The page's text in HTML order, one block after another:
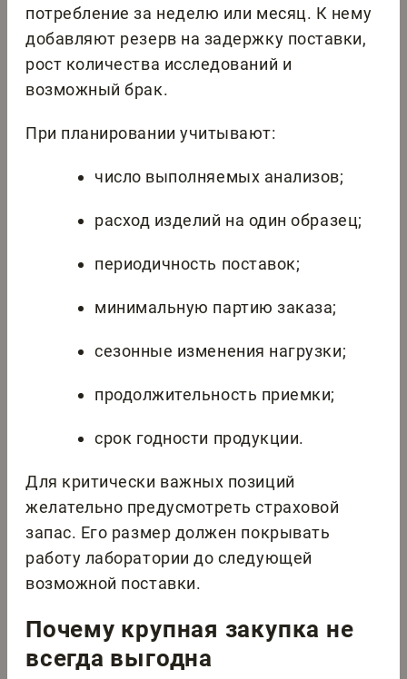
потребление за неделю или месяц. К нему
добавляют резерв на задержку поставки,
рост количества исследований и
возможный брак.
При планировании учитывают:
число выполняемых анализов;
расход изделий на один образец;
периодичность поставок;
минимальную партию заказа;
сезонные изменения нагрузки;
продолжительность приемки;
срок годности продукции.
Для критически важных позиций
желательно предусмотреть страховой
запас. Его размер должен покрывать
работу лаборатории до следующей
возможной поставки.
Почему крупная закупка не
всегда выгодна